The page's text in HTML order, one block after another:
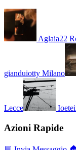
Aglaia22
gianduiotty Milano
Lecce
Azioni Rapide